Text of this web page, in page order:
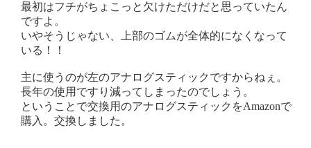
最初はフチがちょこっと欠けただけだと思っていたん
ですよ。
いやそうじゃない、上部のゴムが全体的になくなって
いる！！
主に使うのが左のアナログスティックですからねぇ。
長年の使用ですり減ってしまったのでしょう。
ということで交換用のアナログスティックをAmazonで
購入。交換しました。